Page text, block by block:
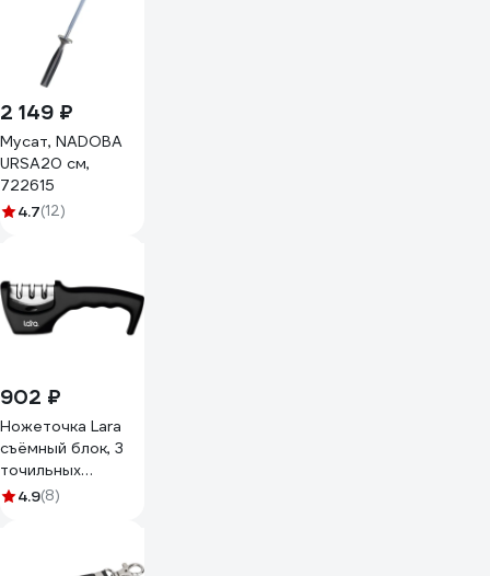
2 149 ₽
Мусат, NADOBA
URSA20 см,
722615
4.7(12)
902 ₽
Ножеточка Lara
съёмный блок, 3
точильных
полотна LR05-03
4.9(8)